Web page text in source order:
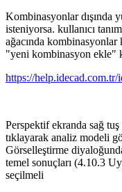
Kombinasyonlar dışında
isteniyorsa. kullanıcı
ağacında kombinasyonlar
"yeni kombinasyon ekle"
https://
Perspektif ekranda sağ
tıklayarak analiz modeli
Görselleştirme
temel sonuçları (4.10.3
seçilmeli